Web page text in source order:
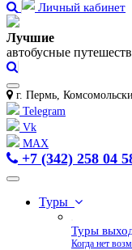
Личный кабинет
Лучшие
автобусные
г. Пермь,
Telegram
Vk
MAX
+7 (342) 258 04
Туры
Туры
Когда нет